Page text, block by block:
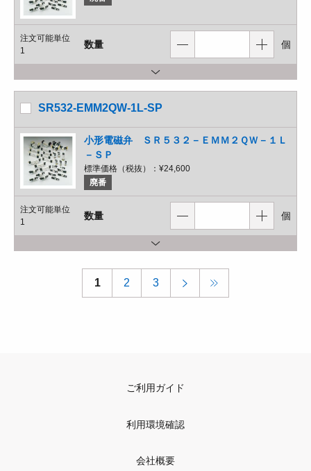
注文可能単位
1
数量 個
SR532-EMM2QW-1L-SP
小形電磁弁 ＳＲ５３２－ＥＭＭ２ＱＷ－１Ｌ
－ＳＰ
標準価格（税抜）： ¥24,600
廃番
注文可能単位
1
数量 個
1 2 3
ご利用ガイド
利用環境確認
会社概要